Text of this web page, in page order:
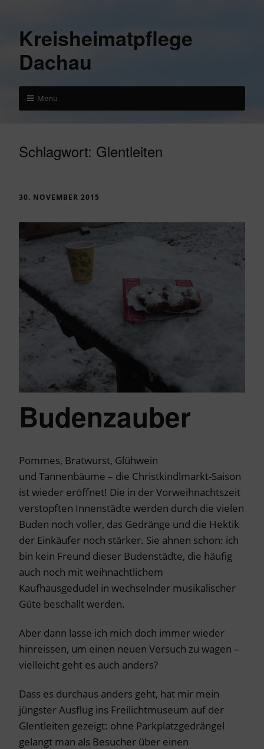
Kreisheimatpflege
Dachau
Menü
Schlagwort: Glentleiten
30. NOVEMBER 2015
Budenzauber
Pommes, Bratwurst, Glühwein
und Tannenbäume – die Christkindlmarkt-Saison
ist wieder eröffnet! Die in der Vorweihnachtszeit
verstopften Innenstädte werden durch die vielen
Buden noch voller, das Gedränge und die Hektik
der Einkäufer noch stärker. Sie ahnen schon: ich
bin kein Freund dieser Budenstädte, die häufig
auch noch mit weihnachtlichem
Kaufhausgedudel in wechselnder musikalischer
Güte beschallt werden.
Aber dann lasse ich mich doch immer wieder
hinreissen, um einen neuen Versuch zu wagen –
vielleicht geht es auch anders?
Dass es durchaus anders geht, hat mir mein
jüngster Ausflug ins Freilichtmuseum auf der
Glentleiten gezeigt: ohne Parkplatzgedrängel
gelangt man als Besucher über einen